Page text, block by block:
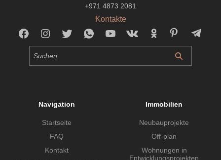
+971 4873 2081
Kontakte
Navigation
Startseite
FAQ
Kontakt
Immobilien
Neubauprojekte
Off-plan
Wohnungen in
Entwicklungsprojekten